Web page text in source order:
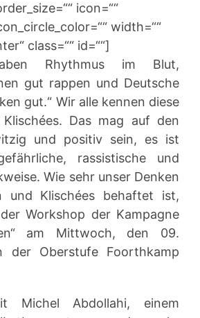
icon=““
width=““
class=““ id=““]
Rhythmus im Blut,
gut rappen und Deutsche
gut.“ Wir alle kennen diese
Das mag auf den
und positiv sein, es ist
rassistische und
Wie sehr unser Denken
und Klischées behaftet ist,
Workshop der Kampagne
am Mittwoch, den 09.
der Oberstufe Foorthkamp
Michel Abdollahi, einem